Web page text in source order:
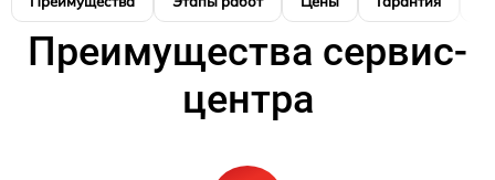
Преимущества сервис-
центра